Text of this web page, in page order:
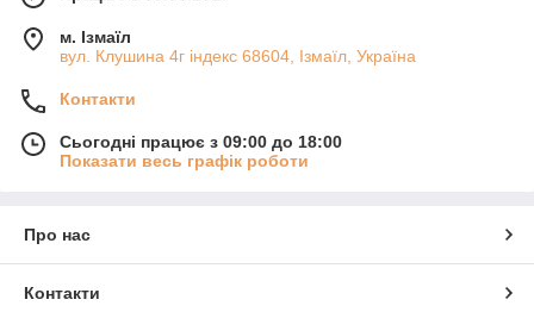
м. Ізмаїл
вул. Клушина 4г індекс 68604, Ізмаїл, Україна
Контакти
Сьогодні працює з 09:00 до 18:00
Показати весь графік роботи
Про нас
Контакти